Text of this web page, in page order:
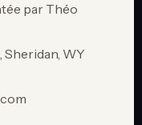
par Théo
Sheridan, WY